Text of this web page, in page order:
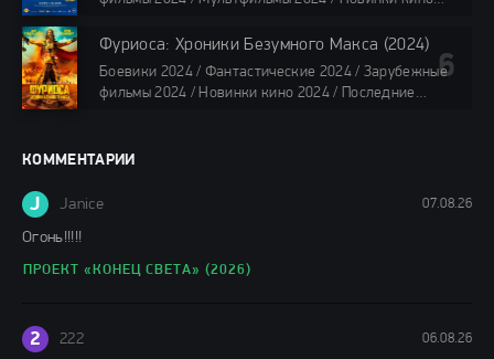
/ Фильмы 2024 / Популярные фильмы / Смотреть
фильмы онлайн
88 мин.
Фуриоса: Хроники Безумного Макса (2024)
Боевики 2024 / Фантастические 2024 / Зарубежные
фильмы 2024 / Новинки кино 2024 / Последние
фильмы онлайн
КОММЕНТАРИИ
J Janice 07.08.26
Огонь!!!!!
ПРОЕКТ «КОНЕЦ СВЕТА» (2026)
2 222 06.08.26